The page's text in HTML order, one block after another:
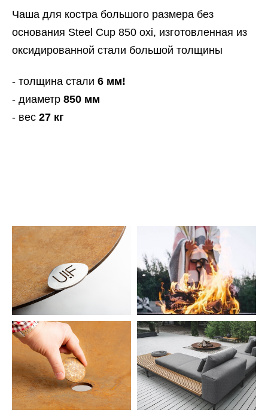
Чаша для костра большого размера без
основания Steel Cup 850 oxi, изготовленная из
оксидированной стали большой толщины
- толщина стали 6 мм!
- диаметр 850 мм
- вес 27 кг